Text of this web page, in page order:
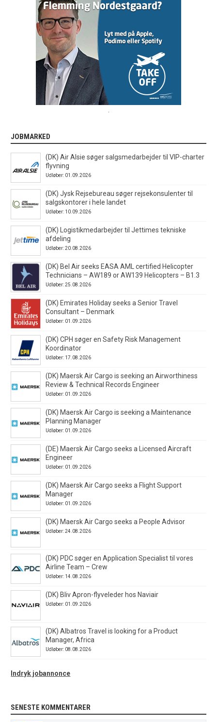
JOBMARKED
(DK) Air Alsie søger salgsmedarbejder til VIP-charter
flyvning
Udløber: 01.09.2026
(DK) Jysk Rejsebureau søger rejsekonsulenter til
salgskontorer i hele landet
Udløber: 10.09.2026
(DK) Logistikmedarbejder til Jettimes tekniske
afdeling
Udløber: 20.08.2026
(DK) Bel Air seeks EASA AML certified Helicopter
Technicians – AW189 or AW139 Helicopters – B1.3
Udløber: 25.08.2026
(DK) Emirates Holiday seeks a Senior Travel
Consultant – Denmark
Udløber: 01.09.2026
(DK) CPH søger en Safety Risk Management
Koordinator
Udløber: 17.08.2026
(DK) Maersk Air Cargo is seeking an Airworthiness
Review & Technical Records Engineer
Udløber: 01.09.2026
(DK) Maersk Air Cargo is seeking a Maintenance
Planning Manager
Udløber: 01.09.2026
(DE) Maersk Air Cargo seeks a Licensed Aircraft
Engineer
Udløber: 01.09.2026
(DK) Maersk Air Cargo seeks a Flight Support
Manager
Udløber: 01.09.2026
(DK) Maersk Air Cargo seeks a People Advisor
Udløber: 24.08.2026
(DK) PDC søger en Application Specialist til vores
Airline Team – Crew
Udløber: 14.08.2026
(DK) Bliv Apron-flyveleder hos Naviair
Udløber: 01.09.2026
(DK) Albatros Travel is looking for a Product
Manager, Africa
Udløber: 08.08.2026
Indryk jobannonce
SENESTE KOMMENTARER